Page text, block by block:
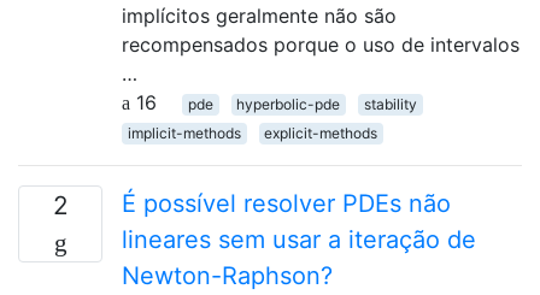
implícitos geralmente não são
recompensados ​​porque o uso de intervalos
…
16
pde hyperbolic-pde
stability
implicit-methods
explicit-methods
2
É possível resolver PDEs não
lineares sem usar a iteração de
Newton-Raphson?